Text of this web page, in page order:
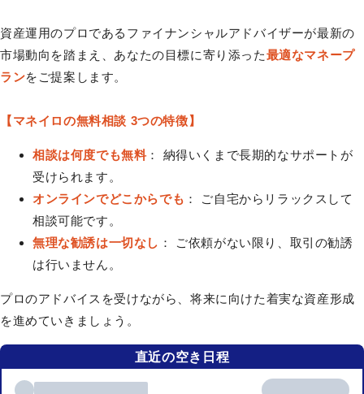
資産運用のプロであるファイナンシャルアドバイザーが最新の
市場動向を踏まえ、あなたの目標に寄り添った最適なマネープ
ランをご提案します。
【マネイロの無料相談 3つの特徴】
相談は何度でも無料： 納得いくまで長期的なサポートが
受けられます。
オンラインでどこからでも ： ご自宅からリラックスして
相談可能です。
無理な勧誘は一切なし ： ご依頼がない限り、取引の勧誘
は行いません。
プロのアドバイスを受けながら、将来に向けた着実な資産形成
を進めていきましょう。
直近の空き日程